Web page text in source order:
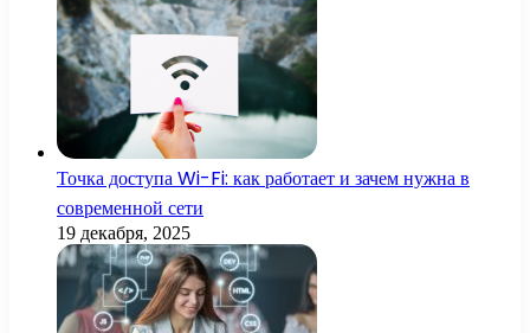
Точка доступа Wi-Fi: как работает и зачем нужна в
современной сети
19 декабря, 2025